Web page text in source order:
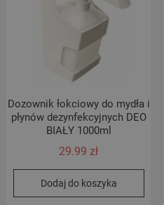
Dozownik łokciowy do mydła i
płynów dezynfekcyjnych DEO
BIAŁY 1000ml
29.99zł
Dodaj do koszyka